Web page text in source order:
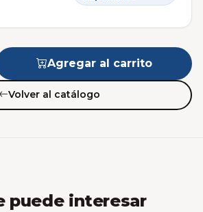
Agregar al carrito
Volver al catálogo
puede interesar